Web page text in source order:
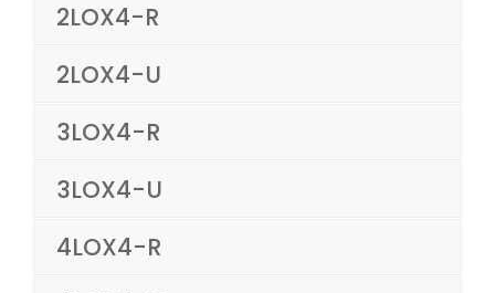
2LOX4-R
2LOX4-U
3LOX4-R
3LOX4-U
4LOX4-R